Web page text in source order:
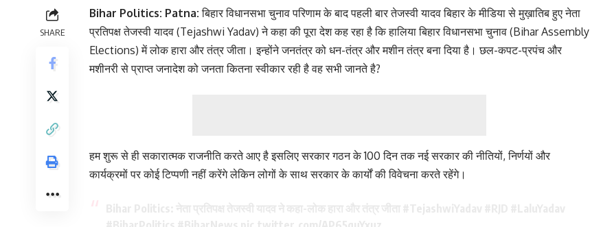
SHARE
Bihar Politics: Patna:बिहार विधानसभा चुनाव परिणाम के बाद पहली बार तेजस्वी यादव बिहार के मीडिया से मुख़ातिब हुए नेता
प्रतिपक्ष तेजस्वी यादव (Tejashwi Yadav) ने कहा की पूरा देश कह रहा है कि हालिया बिहार विधानसभा चुनाव (Bihar Assembly
Elections) में लोक हारा और तंत्र जीता। इन्होंने जनतंत्र को धन-तंत्र और मशीन तंत्र बना दिया है। छल-कपट-प्रपंच और
मशीनरी से प्राप्त जनादेश को जनता कितना स्वीकार रही है वह सभी जानते है?
हम शुरू से ही सकारात्मक राजनीति करते आए है इसलिए सरकार गठन के 100 दिन तक नई सरकार की नीतियों, निर्णयों और
कार्यक्रमों पर कोई टिप्पणी नहीं करेंगे लेकिन लोगों के साथ सरकार के कार्यों की विवेचना करते रहेंगे।